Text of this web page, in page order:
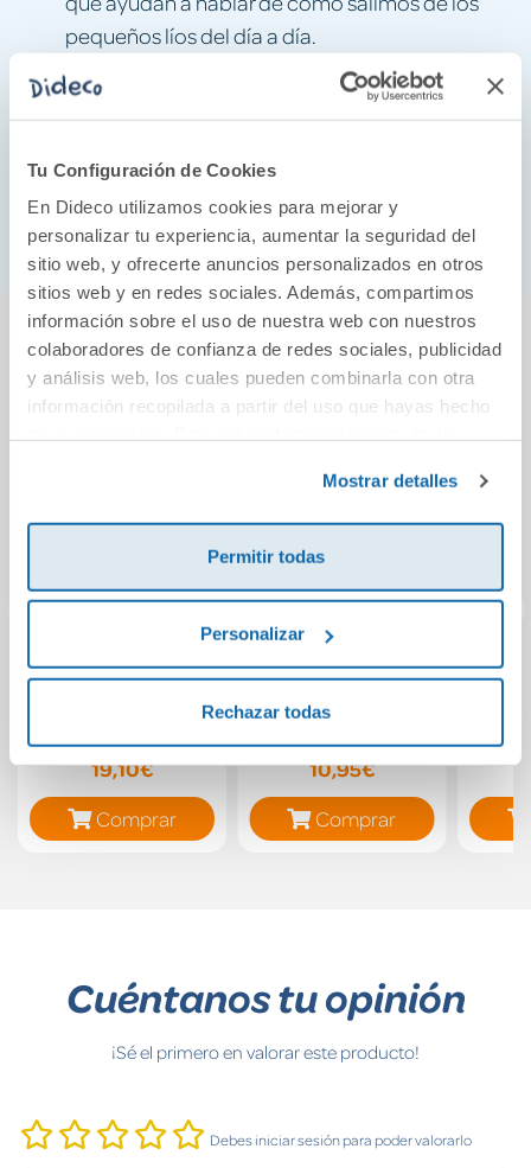
Tu Configuración de Cookies
En Dideco utilizamos cookies para mejorar y
personalizar tu experiencia, aumentar la seguridad del
sitio web, y ofrecerte anuncios personalizados en otros
sitios web y en redes sociales. Además, compartimos
información sobre el uso de nuestra web con nuestros
colaboradores de confianza de redes sociales, publicidad
y análisis web, los cuales pueden combinarla con otra
información recopilada a partir del uso que hayas hecho
Mostrar detalles
Permitir todas
Personalizar
Rechazar todas
pequeños líos del día a día.
Un álbum ideal
, perfecto para dar
el salto de los libros interactivos de cartón con
manteniendo a Osito Tito
confianza que los acompaña mientras crecen.
También podría gustarte...
Correo Mumin
19,10€
Comprar
Caramelo
10,95€
Comprar
Cuéntanos tu opinión
¡Sé el primero en valorar este producto!
Debes iniciar sesión para poder valorarlo